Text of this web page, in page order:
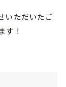
いただいたご
す！